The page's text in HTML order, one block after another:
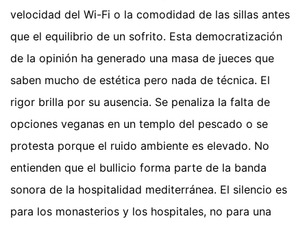
velocidad del Wi-Fi o la comodidad de las sillas antes
que el equilibrio de un sofrito. Esta democratización
de la opinión ha generado una masa de jueces que
saben mucho de estética pero nada de técnica. El
rigor brilla por su ausencia. Se penaliza la falta de
opciones veganas en un templo del pescado o se
protesta porque el ruido ambiente es elevado. No
entienden que el bullicio forma parte de la banda
sonora de la hospitalidad mediterránea. El silencio es
para los monasterios y los hospitales, no para una